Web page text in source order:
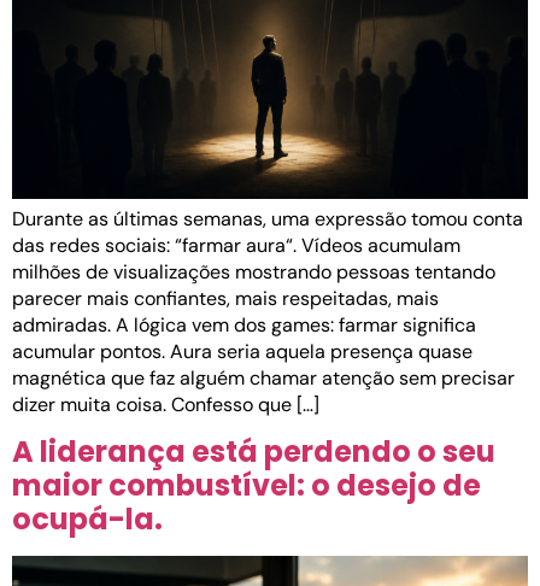
Durante as últimas semanas, uma expressão tomou conta
das redes sociais: “farmar aura“. Vídeos acumulam
milhões de visualizações mostrando pessoas tentando
parecer mais confiantes, mais respeitadas, mais
admiradas. A lógica vem dos games: farmar significa
acumular pontos. Aura seria aquela presença quase
magnética que faz alguém chamar atenção sem precisar
dizer muita coisa. Confesso que […]
A liderança está perdendo o seu
maior combustível: o desejo de
ocupá-la.